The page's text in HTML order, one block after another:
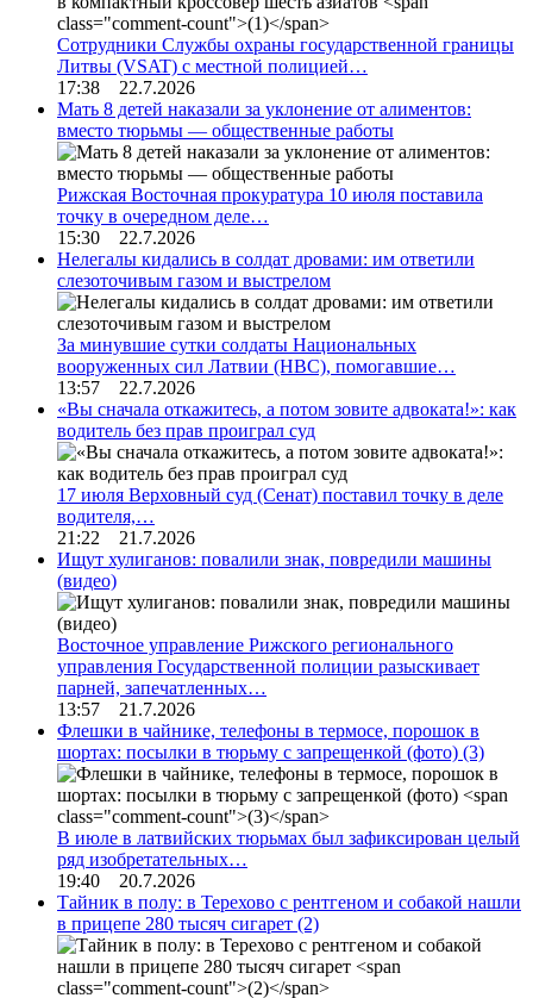
Сотрудники Службы охраны государственной границы
Литвы (VSAT) с местной полицией…
17:38 22.7.2026
Мать 8 детей наказали за уклонение от алиментов:
вместо тюрьмы — общественные работы
Рижская Восточная прокуратура 10 июля поставила
точку в очередном деле…
15:30 22.7.2026
Нелегалы кидались в солдат дровами: им ответили
слезоточивым газом и выстрелом
За минувшие сутки солдаты Национальных
вооруженных сил Латвии (НВС), помогавшие…
13:57 22.7.2026
«Вы сначала откажитесь, а потом зовите адвоката!»: как
водитель без прав проиграл суд
17 июля Верховный суд (Сенат) поставил точку в деле
водителя,…
21:22 21.7.2026
Ищут хулиганов: повалили знак, повредили машины
(видео)
Восточное управление Рижского регионального
управления Государственной полиции разыскивает
парней, запечатленных…
13:57 21.7.2026
Флешки в чайнике, телефоны в термосе, порошок в
шортах: посылки в тюрьму с запрещенкой (фото) (3)
В июле в латвийских тюрьмах был зафиксирован целый
ряд изобретательных…
19:40 20.7.2026
Тайник в полу: в Терехово с рентгеном и собакой нашли
в прицепе 280 тысяч сигарет (2)